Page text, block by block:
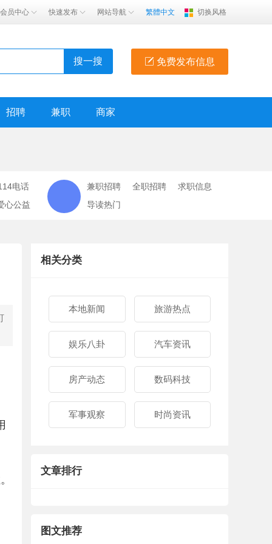
会员中心 快速发布 网站导航 繁體中文 切换风格
免费发布信息
搜一搜
招聘 兼职 商家
电话
心公益
兼职招聘 全职招聘
求职信息
导读热门
相关分类
本地新闻 旅游热点
娱乐八卦 汽车资讯
房产动态 数码科技
军事观察 时尚资讯
文章排行
图文推荐